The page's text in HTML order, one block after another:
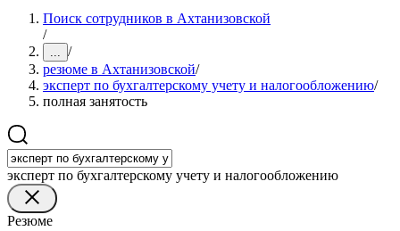
Поиск сотрудников в Ахтанизовской
/
... /
резюме в Ахтанизовской/
эксперт по бухгалтерскому учету и налогообложению/
полная занятость
эксперт по бухгалтерскому учету и налогообложению
Резюме